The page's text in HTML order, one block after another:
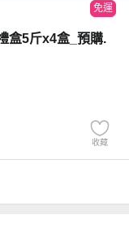
免運
盒5斤x4盒_預購.
收藏